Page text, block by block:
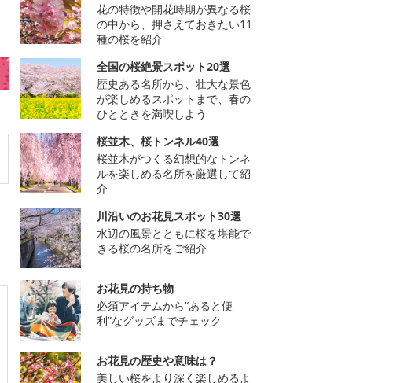
花の特徴や開花時期が異なる桜
の中から、押さえておきたい11
種の桜を紹介
全国の桜絶景スポット20選
歴史ある名所から、壮大な景色
が楽しめるスポットまで、春の
ひとときを満喫しよう
桜並木、桜トンネル40選
桜並木がつくる幻想的なトンネ
ルを楽しめる名所を厳選して紹
介
川沿いのお花見スポット30選
水辺の風景とともに桜を堪能で
きる桜の名所をご紹介
お花見の持ち物
必須アイテムから“あると便
利”なグッズまでチェック
お花見の歴史や意味は？
美しい桜をより深く楽しめるよ